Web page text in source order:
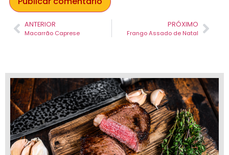
ANTERIOR
Macarrão Caprese
PRÓXIMO
Frango Assado de Natal